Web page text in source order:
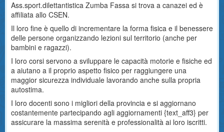
Ass.sport.dilettantistica Zumba Fassa si trova a canazei ed è
affiliata allo CSEN.
Il loro fine è quello di incrementare la forma fisica e il benessere
delle persone organizzando lezioni sul territorio (anche per
bambini e ragazzi).
I loro corsi servono a sviluppare le capacità motorie e fisiche ed
a aiutano a il proprio aspetto fisico per raggiungere una
maggior sicurezza individuale lavorando anche sulla propria
autostima.
I loro docenti sono i migliori della provincia e si aggiornano
costantemente partecipando agli aggiornamenti {text_aff3} per
assicurare la massima serenità e professionalità ai loro iscritti.